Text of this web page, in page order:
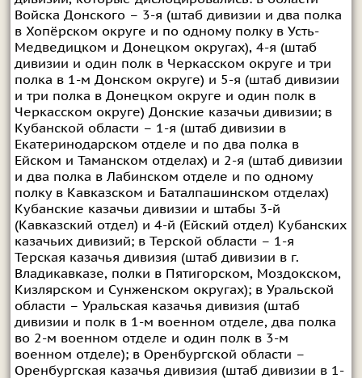
Войска Донского – 3-я (штаб дивизии и два полка
в Хопёрском округе и по одному полку в Усть-
Медведицком и Донецком округах), 4-я (штаб
дивизии и один полк в Черкасском округе и три
полка в 1-м Донском округе) и 5-я (штаб дивизии
и три полка в Донецком округе и один полк в
Черкасском округе) Донские казачьи дивизии; в
Кубанской области – 1-я (штаб дивизии в
Екатеринодарском отделе и по два полка в
Ейском и Таманском отделах) и 2-я (штаб дивизии
и два полка в Лабинском отделе и по одному
полку в Кавказском и Баталпашинском отделах)
Кубанские казачьи дивизии и штабы 3-й
(Кавказский отдел) и 4-й (Ейский отдел) Кубанских
казачьих дивизий; в Терской области – 1-я
Терская казачья дивизия (штаб дивизии в г.
Владикавказе, полки в Пятигорском, Моздокском,
Кизлярском и Сунженском округах); в Уральской
области – Уральская казачья дивизия (штаб
дивизии и полк в 1-м военном отделе, два полка
во 2-м военном отделе и один полк в 3-м
военном отделе); в Оренбургской области –
Оренбургская казачья дивизия (штаб дивизии в 1-